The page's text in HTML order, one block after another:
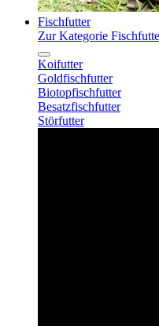
Fischfutter
Zur Kategorie
Koifutter
Goldfischfutter
Biotopfischfutter
Besatzfischfutter
Störfutter